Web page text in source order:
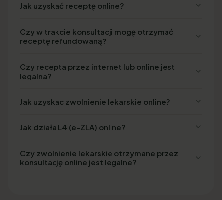
Jak uzyskać receptę online?
Czy w trakcie konsultacji mogę otrzymać
receptę refundowaną?
Czy recepta przez internet lub online jest
legalna?
Jak uzyskac zwolnienie lekarskie online?
Jak działa L4 (e-ZLA) online?
Czy zwolnienie lekarskie otrzymane przez
konsultację online jest legalne?